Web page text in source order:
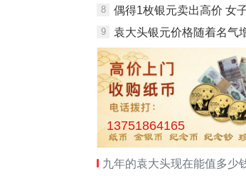
8 偶得1枚银元卖出高价 女子大量收
9 袁大头银元价格随着名气
13751864165
九年的袁大头现在能值多少